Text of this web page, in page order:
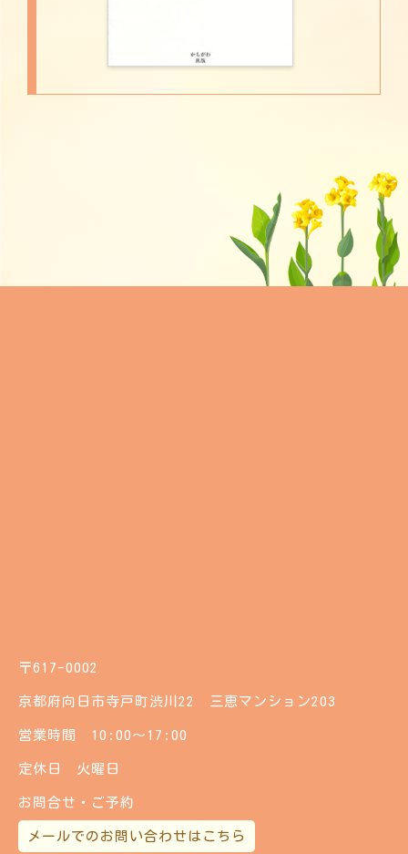
〒617-0002
京都府向日市寺戸町渋川22 三恵マンション203
営業時間 10:00～17:00
定休日 火曜日
お問合せ・ご予約
メールでのお問い合わせはこちら